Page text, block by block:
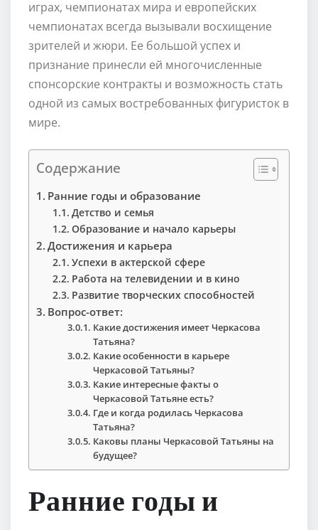
играх, чемпионатах мира и европейских
чемпионатах всегда вызывали восхищение
зрителей и жюри. Ее большой успех и
признание принесли ей многочисленные
спонсорские контракты и возможность стать
одной из самых востребованных фигуристок в
мире.
Содержание
Ранние годы и образование
Детство и семья
Образование и начало карьеры
Достижения и карьера
Успехи в актерской сфере
Работа на телевидении и в кино
Развитие творческих способностей
Вопрос-ответ:
Какие достижения имеет Черкасова
Татьяна?
Какие особенности в карьере
Черкасовой Татьяны?
Какие интересные факты о
Черкасовой Татьяне есть?
Где и когда родилась Черкасова
Татьяна?
Каковы планы Черкасовой Татьяны на
будущее?
Ранние годы и